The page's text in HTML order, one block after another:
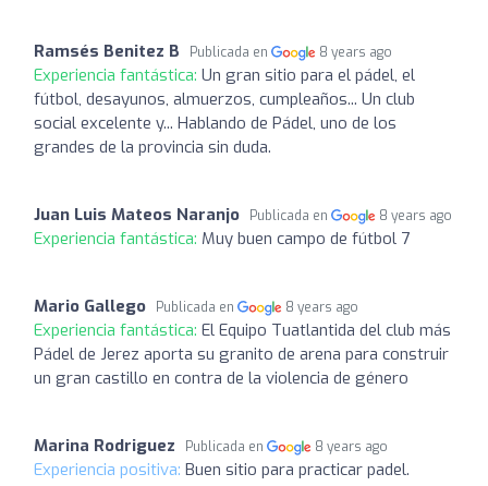
Ramsés Benitez B Publicada en 8 years ago
Experiencia fantástica: Un gran sitio para el pádel, el
fútbol, desayunos, almuerzos, cumpleaños... Un club
social excelente y... Hablando de Pádel, uno de los
grandes de la provincia sin duda.
Juan Luis Mateos Naranjo Publicada en 8 years ago
Experiencia fantástica: Muy buen campo de fútbol 7
Mario Gallego Publicada en 8 years ago
Experiencia fantástica: El Equipo Tuatlantida del club más
Pádel de Jerez aporta su granito de arena para construir
un gran castillo en contra de la violencia de género
Marina Rodriguez Publicada en 8 years ago
Experiencia positiva: Buen sitio para practicar padel.